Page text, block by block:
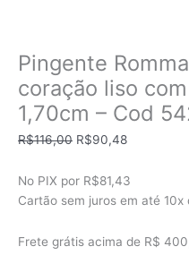
Pingente
coração liso
1,70cm – Cod
R$116,00 O
original
era:
R$90,48O
atual
é:
No PIX por R$81,43
Cartão sem juros em até 10x
Frete grátis acima de R$